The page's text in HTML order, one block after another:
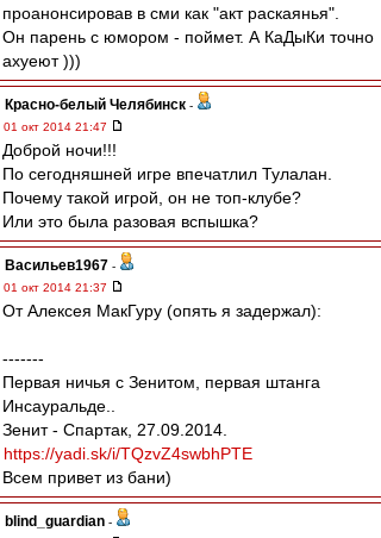
проанонсировав в сми как "акт раскаянья".
Он парень с юмором - поймет. А КаДыКи точно
ахуеют )))
Красно-белый Челябинск -
01 окт 2014 21:47
Доброй ночи!!!
По сегодняшней игре впечатлил Тулалан.
Почему такой игрой, он не топ-клубе?
Или это была разовая вспышка?
Васильев1967 -
01 окт 2014 21:37
От Алексея МакГуру (опять я задержал):
-------
Первая ничья с Зенитом, первая штанга
Инсауральде..
Зенит - Спартак, 27.09.2014.
https://yadi.sk/i/TQzvZ4swbhPTE
Всем привет из бани)
blind_guardian -